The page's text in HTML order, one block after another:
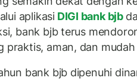
aplikasiDIGI bank bjb
bank bjb terus
praktis, aman, dan mudah
bank bjb dipenuhi